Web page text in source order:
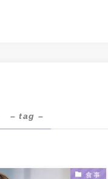
– tag –
食事